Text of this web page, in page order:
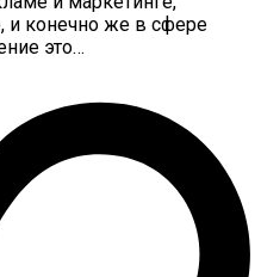
и конечно же в сфере
это…